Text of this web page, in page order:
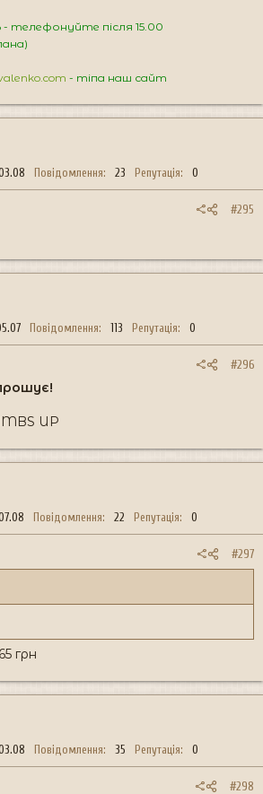
- телефонуйте після 15.00
- тіпа наш сайт
Повідомлення 23 Репутація 0
#295
Повідомлення 113 Репутація 0
#296
UP
Повідомлення 22 Репутація 0
#297
грн
Повідомлення 35 Репутація 0
#298